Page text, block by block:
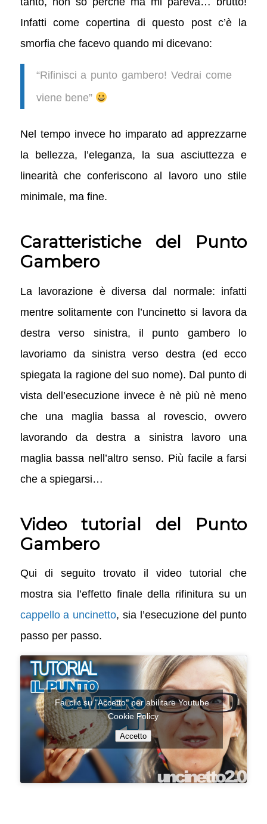
Infatti come copertina di questo post c’è la
smorfia che facevo quando mi dicevano:
“Rifinisci a punto gambero! Vedrai come
viene bene”
Nel tempo invece ho imparato ad apprezzarne
la bellezza, l’eleganza, la sua asciuttezza e
linearità che conferiscono al lavoro uno stile
minimale, ma fine.
Caratteristiche del Punto
Gambero
La lavorazione è diversa dal normale: infatti
mentre solitamente con l’uncinetto si lavora da
destra verso sinistra, il punto gambero lo
lavoriamo da sinistra verso destra (ed ecco
spiegata la ragione del suo nome). Dal punto di
vista dell’esecuzione invece è nè più nè meno
che una maglia bassa al rovescio, ovvero
lavorando da destra a sinistra lavoro una
maglia bassa nell’altro senso. Più facile a farsi
che a spiegarsi…
Video tutorial del Punto
Gambero
Qui di seguito trovato il video tutorial che
mostra sia l’effetto finale della rifinitura su un
cappello a uncinetto, sia l’esecuzione del punto
passo per passo.
Fai clic su "Accetto" per abilitare Youtube
Cookie Policy
Accetto